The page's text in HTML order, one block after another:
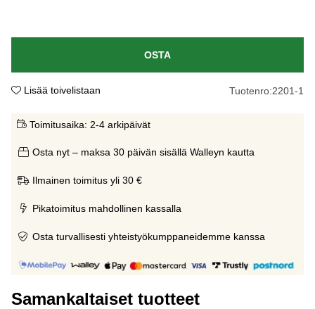
OSTA
Lisää toivelistaan Tuotenro:2201-1
Toimitusaika: 2-4 arkipäivät
Osta nyt – maksa 30 päivän sisällä Walleyn kautta
Ilmainen toimitus yli 30 €
Pikatoimitus mahdollinen kassalla
Osta turvallisesti yhteistyökumppaneidemme kanssa
Samankaltaiset tuotteet